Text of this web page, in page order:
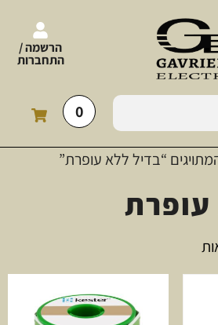
הרשמה /
התחברות
0
“בדיל ללא עופרת”
עופרת